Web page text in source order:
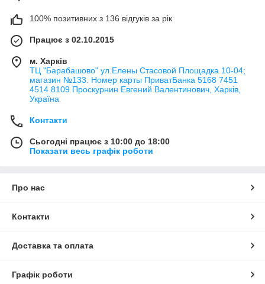
100% позитивних з 136 відгуків за рік
Працює з 02.10.2015
м. Харків
ТЦ "Барабашово" ул.Елены Стасовой Площадка 10-04;
магазин №133. Номер карты ПриватБанка 5168 7451
4514 8109 Проскурнин Евгений Валентинович, Харків,
Україна
Контакти
Сьогодні працює з 10:00 до 18:00
Показати весь графік роботи
Про нас
Контакти
Доставка та оплата
Графік роботи